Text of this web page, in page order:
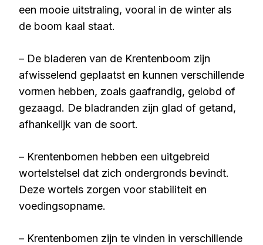
een mooie uitstraling, vooral in de winter als
de boom kaal staat.
– De bladeren van de Krentenboom zijn
afwisselend geplaatst en kunnen verschillende
vormen hebben, zoals gaafrandig, gelobd of
gezaagd. De bladranden zijn glad of getand,
afhankelijk van de soort.
– Krentenbomen hebben een uitgebreid
wortelstelsel dat zich ondergronds bevindt.
Deze wortels zorgen voor stabiliteit en
voedingsopname.
– Krentenbomen zijn te vinden in verschillende